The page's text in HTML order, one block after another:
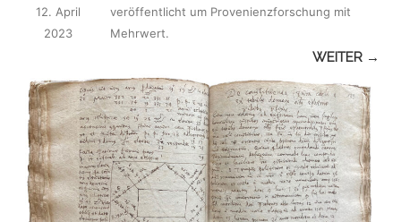
veröffentlicht
12. April
2023
um Provenienzforschung mit
Mehrwert.
WEITER →